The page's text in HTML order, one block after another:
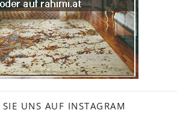
UNS AUF INSTAGRAM